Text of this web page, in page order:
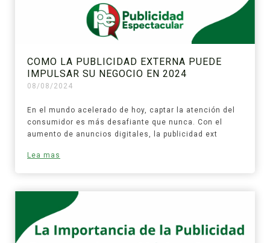
COMO LA PUBLICIDAD EXTERNA PUEDE
IMPULSAR SU NEGOCIO EN 2024
08/08/2024
En el mundo acelerado de hoy, captar la atención del
consumidor es más desafiante que nunca. Con el
aumento de anuncios digitales, la publicidad ext
Lea mas